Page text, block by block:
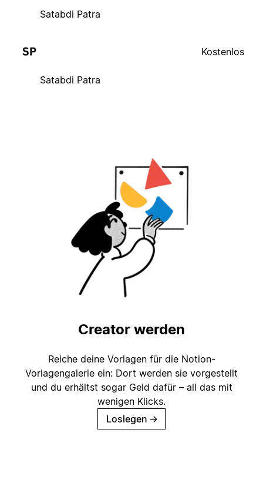
Satabdi Patra
Satabdi Patra
Kostenlos
Creator werden
Reiche deine Vorlagen für die Notion-
Vorlagengalerie ein: Dort werden sie vorgestellt
und du erhältst sogar Geld dafür – all das mit
wenigen Klicks.
Loslegen →